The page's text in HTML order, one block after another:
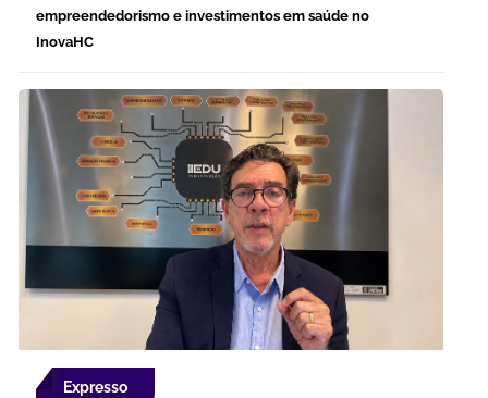
empreendedorismo e investimentos em saúde no
InovaHC
Expresso